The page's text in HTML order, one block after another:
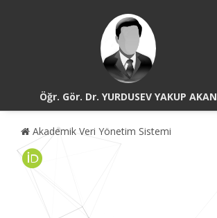
Öğr. Gör. Dr. YURDUSEV YAKUP AKAN
Akademik Veri Yönetim Sistemi